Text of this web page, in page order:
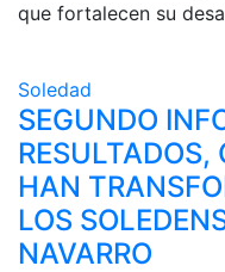
que fortalecen su
Soledad
SEGUNDO
RESULTADOS,
HAN
LOS
NAVARRO